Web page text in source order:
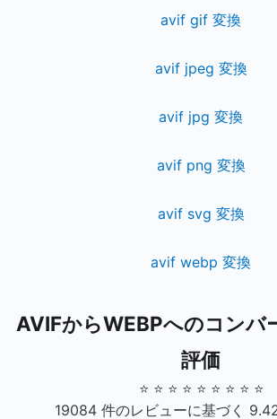
avif gif 変換
avif jpeg 変換
avif jpg 変換
avif png 変換
avif svg 変換
avif webp 変換
AVIFからWEBPへのコンバ
評価
⭐ ⭐ ⭐ ⭐ ⭐ ⭐ ⭐ ⭐ ⭐
19084 件のレビューに基づく